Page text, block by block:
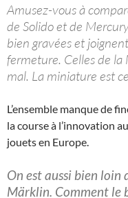
Amusez-vous à
de Solido et de
bien gravées et
fermeture. Celles de
mal. La miniature est
L’ensemble manque de
la course à l’innovation
jouets en Europe.
On est aussi bien loin
Märklin. Comment le